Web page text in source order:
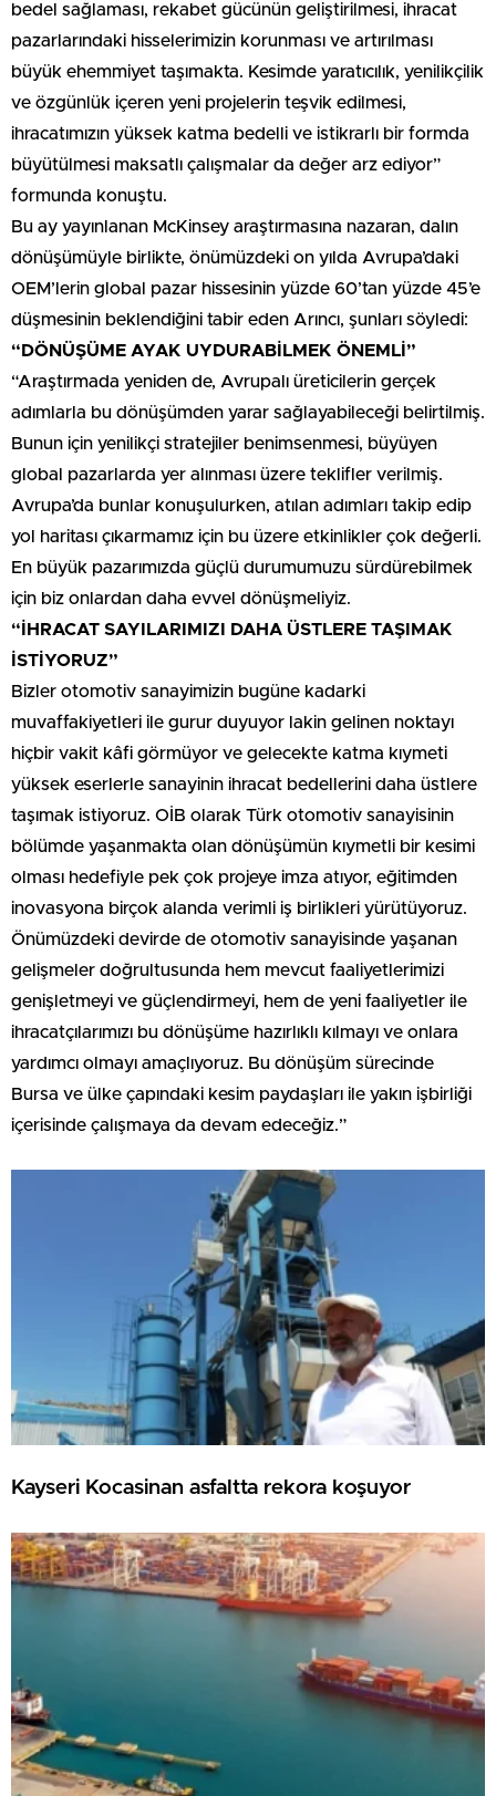
bedel sağlaması, rekabet gücünün geliştirilmesi, ihracat
pazarlarındaki hisselerimizin korunması ve artırılması
büyük ehemmiyet taşımakta. Kesimde yaratıcılık, yenilikçilik
ve özgünlük içeren yeni projelerin teşvik edilmesi,
ihracatımızın yüksek katma bedelli ve istikrarlı bir formda
büyütülmesi maksatlı çalışmalar da değer arz ediyor”
formunda konuştu.
Bu ay yayınlanan McKinsey araştırmasına nazaran, dalın
dönüşümüyle birlikte, önümüzdeki on yılda Avrupa’daki
OEM’lerin global pazar hissesinin yüzde 60’tan yüzde 45’e
düşmesinin beklendiğini tabir eden Arıncı, şunları söyledi:
“DÖNÜŞÜME AYAK UYDURABİLMEK ÖNEMLİ”
“Araştırmada yeniden de, Avrupalı üreticilerin gerçek
adımlarla bu dönüşümden yarar sağlayabileceği belirtilmiş.
Bunun için yenilikçi stratejiler benimsenmesi, büyüyen
global pazarlarda yer alınması üzere teklifler verilmiş.
Avrupa’da bunlar konuşulurken, atılan adımları takip edip
yol haritası çıkarmamız için bu üzere etkinlikler çok değerli.
En büyük pazarımızda güçlü durumumuzu sürdürebilmek
için biz onlardan daha evvel dönüşmeliyiz.
“İHRACAT SAYILARIMIZI DAHA ÜSTLERE TAŞIMAK
İSTİYORUZ”
Bizler otomotiv sanayimizin bugüne kadarki
muvaffakiyetleri ile gurur duyuyor lakin gelinen noktayı
hiçbir vakit kâfi görmüyor ve gelecekte katma kıymeti
yüksek eserlerle sanayinin ihracat bedellerini daha üstlere
taşımak istiyoruz. OİB olarak Türk otomotiv sanayisinin
bölümde yaşanmakta olan dönüşümün kıymetli bir kesimi
olması hedefiyle pek çok projeye imza atıyor, eğitimden
inovasyona birçok alanda verimli iş birlikleri yürütüyoruz.
Önümüzdeki devirde de otomotiv sanayisinde yaşanan
gelişmeler doğrultusunda hem mevcut faaliyetlerimizi
genişletmeyi ve güçlendirmeyi, hem de yeni faaliyetler ile
ihracatçılarımızı bu dönüşüme hazırlıklı kılmayı ve onlara
yardımcı olmayı amaçlıyoruz. Bu dönüşüm sürecinde
Bursa ve ülke çapındaki kesim paydaşları ile yakın işbirliği
içerisinde çalışmaya da devam edeceğiz.”
Kayseri Kocasinan asfaltta rekora koşuyor